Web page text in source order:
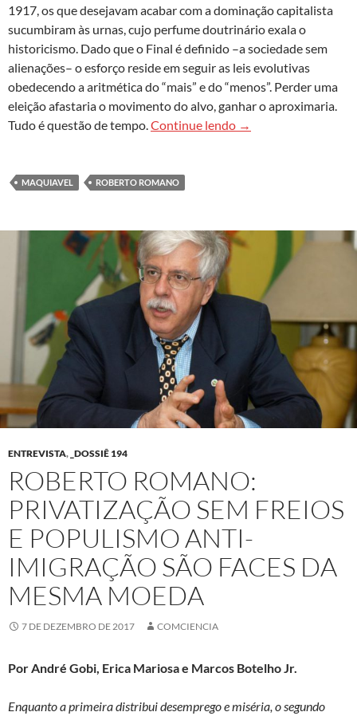
1917, os que desejavam acabar com a dominação capitalista
sucumbiram às urnas, cujo perfume doutrinário exala o
historicismo. Dado que o Final é definido –a sociedade sem
alienações– o esforço reside em seguir as leis evolutivas
obedecendo a aritmética do “mais” e do “menos”. Perder uma
eleição afastaria o movimento do alvo, ganhar o aproximaria.
Tudo é questão de tempo. Continue lendo ‘Dizer o passado,
→
MAQUIAVEL ROBERTO ROMANO
ENTREVISTA, _DOSSIÊ 194
ROBERTO ROMANO:
PRIVATIZAÇÃO SEM FREIOS
E POPULISMO ANTI-
IMIGRAÇÃO SÃO FACES DA
MESMA MOEDA
7 DE DEZEMBRO DE 2017 COMCIENCIA
Por André Gobi, Erica Mariosa e Marcos Botelho Jr.
Enquanto a primeira distribui desemprego e miséria, o segundo